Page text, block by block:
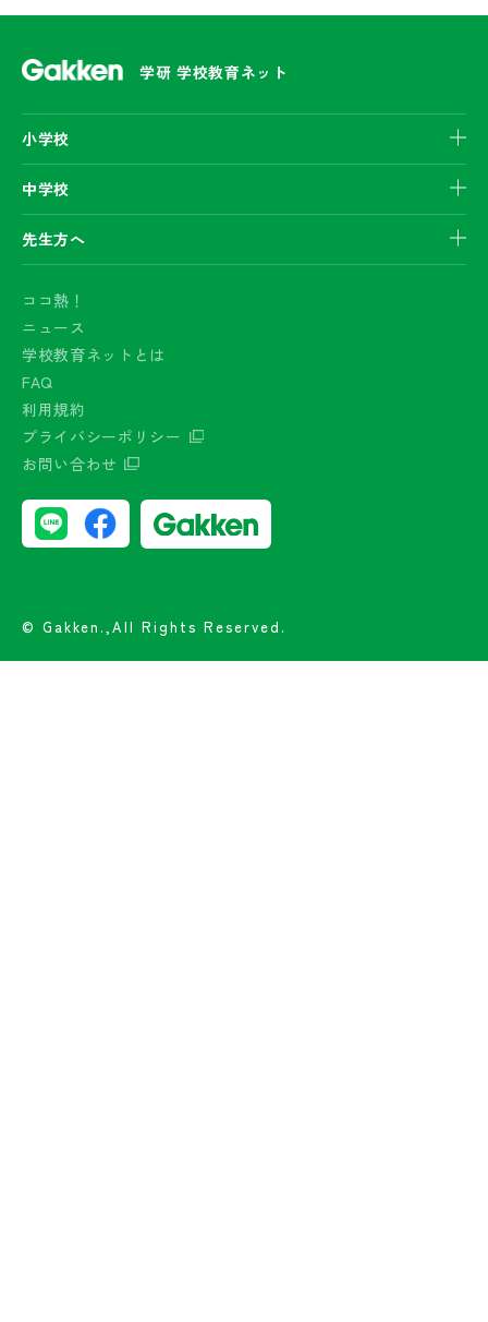
学研 学校教育ネット
小学校
中学校
先生方へ
ココ熱！
ニュース
学校教育ネットとは
FAQ
利用規約
プライバシーポリシー
お問い合わせ
© Gakken.,All Rights Reserved.